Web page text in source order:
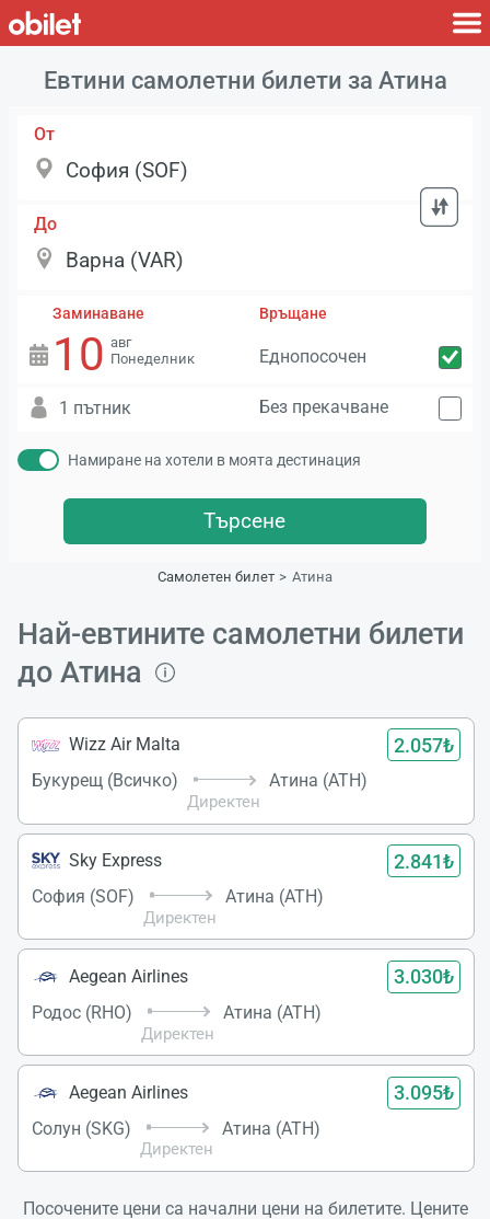
Евтини самолетни билети за Атина
От
До
Заминаване
10 авг
Понеделник
Връщане
Еднопосочен
1 пътник Без прекачване
Намиране на хотели в моята дестинация
Търсене
Самолетен билет Атина
Най-евтините самолетни билети
до Атина
Wizz Air Malta 2.057₺
Букурещ (Всичко)
Директен
Атина (ATH)
Sky Express 2.841₺
София (SOF)
Директен
Атина (ATH)
Aegean Airlines 3.030₺
Родос (RHO)
Директен
Атина (ATH)
Aegean Airlines 3.095₺
Солун (SKG)
Директен
Атина (ATH)
Посочените цени са начални цени на билетите. Цените